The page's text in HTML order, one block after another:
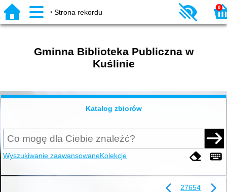
Strona rekordu
0
Gminna Biblioteka Publiczna w
Kuślinie
Katalog zbiorów
Wyszukiwanie zaawansowaneKolekcje
27654